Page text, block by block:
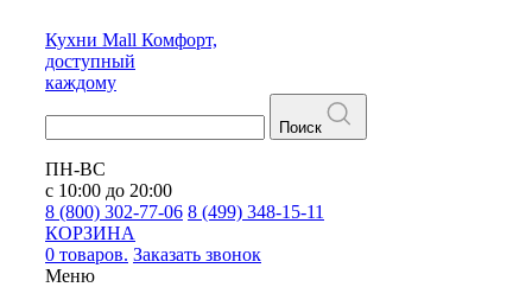
Кухни Mall Комфорт,
доступный
каждому
Поиск
ПН-ВС
с 10:00 до 20:00
8 (800) 302-77-06 8 (499) 348-15-11
КОРЗИНА
0 товаров. Заказать звонок
Меню